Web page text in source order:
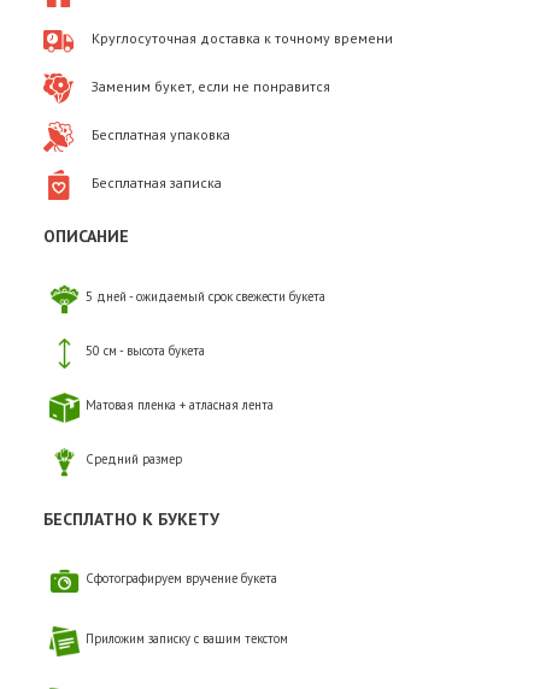
Круглосуточная доставка к точному времени
Заменим букет, если не понравится
Бесплатная упаковка
Бесплатная записка
ОПИСАНИЕ
5 дней - ожидаемый срок свежести букета
50 см - высота букета
Матовая пленка + атласная лента
Средний размер
БЕСПЛАТНО К БУКЕТУ
Сфотографируем вручение букета
Приложим записку с вашим текстом